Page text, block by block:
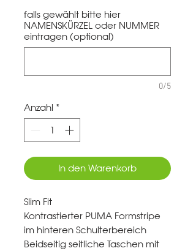
falls gewählt bitte hier
NAMENSKÜRZEL oder NUMMER
eintragen (optional)
0/5
Anzahl *
In den Warenkorb
Slim Fit
Kontrastierter PUMA Formstripe
im hinteren Schulterbereich
Beidseitig seitliche Taschen mit